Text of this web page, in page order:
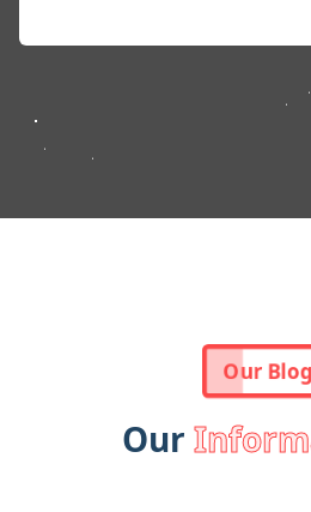
Our Blog
Our